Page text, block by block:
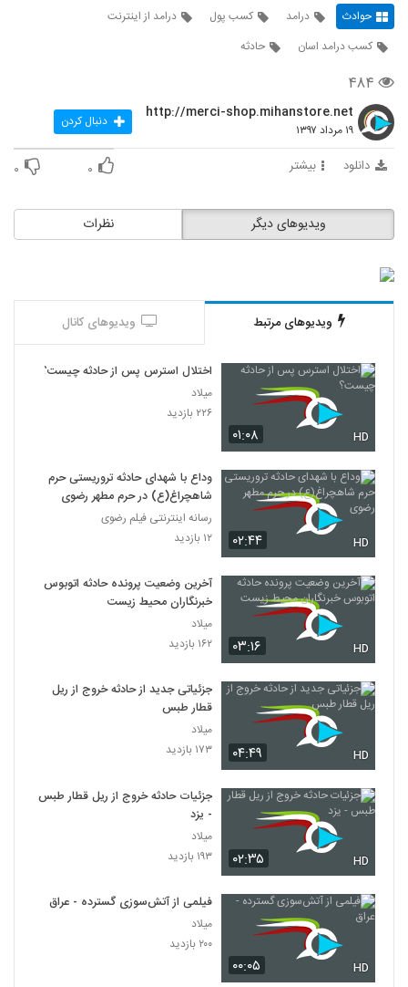
حوادث درامد کسب پول
درامد از اینترنت
کسب درامد اسان
حادثه
۴۸۴
http://merci-shop.mihanstore.net
۱۹ مرداد ۱۳۹۷ دنبال کردن
دانلود بیشتر ۰ ۰
نظرات ویدیوهای دیگر
ویدیوهای مرتبط ویدیوهای کانال
۰۱:۰۸ HD
اختلال استرس پس از حادثه چیست؟
میلاد
۲۲۶ بازدید
۰۲:۴۴ HD
وداع با شهدای حادثه تروریستی حرم
شاهچراغ(ع) در حرم مطهر رضوی
رسانه اینترنتی فیلم رضوی
۱۲ بازدید
۰۳:۱۶ HD
آخرین وضعیت پرونده حادثه اتوبوس
خبرنگاران محیط زیست
میلاد
۱۶۲ بازدید
۰۴:۴۹ HD
جزئیاتی جدید از حادثه خروج از ریل
قطار طبس
میلاد
۱۷۳ بازدید
۰۲:۳۵ HD
جزئیات حادثه خروج از ریل قطار طبس
- یزد
میلاد
۱۹۳ بازدید
۰۰:۰۵ HD
فیلمی از آتش‌سوزی گسترده - عراق
میلاد
۲۰۰ بازدید